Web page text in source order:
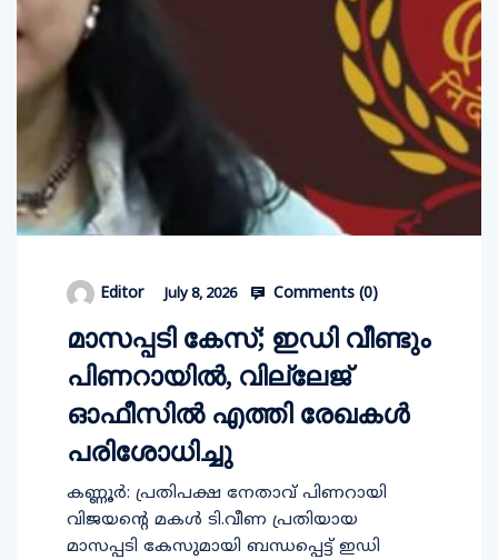
Editor July 8, 2026 Comments (0)
മാസപ്പടി കേസ്; ഇഡി വീണ്ടും
പിണറായില്‍, വില്ലേജ്
ഓഫീസില്‍ എത്തി രേഖകള്‍
പരിശോധിച്ചു
കണ്ണൂര്‍: പ്രതിപക്ഷ നേതാവ് പിണറായി
വിജയന്റെ മകള്‍ ടി.വീണ പ്രതിയായ
മാസപ്പടി കേസുമായി ബന്ധപ്പെട്ട് ഇഡി